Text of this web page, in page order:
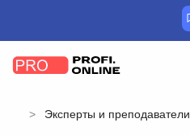
Эксперты и преподаватели